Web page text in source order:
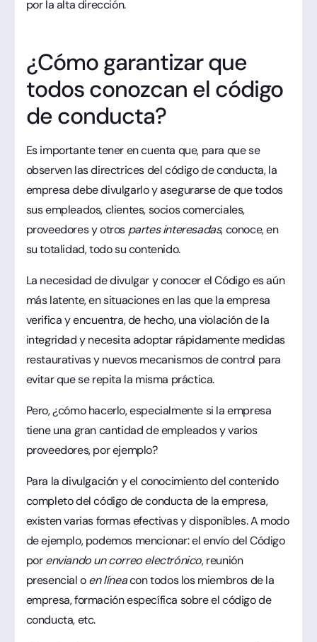
por la alta dirección.
¿Cómo garantizar que
todos conozcan el código
de conducta?
Es importante tener en cuenta que, para que se
observen las directrices del código de conducta, la
empresa debe divulgarlo y asegurarse de que todos
sus empleados, clientes, socios comerciales,
proveedores y otros partes interesadas, conoce, en
su totalidad, todo su contenido.
La necesidad de divulgar y conocer el Código es aún
más latente, en situaciones en las que la empresa
verifica y encuentra, de hecho, una violación de la
integridad y necesita adoptar rápidamente medidas
restaurativas y nuevos mecanismos de control para
evitar que se repita la misma práctica.
Pero, ¿cómo hacerlo, especialmente si la empresa
tiene una gran cantidad de empleados y varios
proveedores, por ejemplo?
Para la divulgación y el conocimiento del contenido
completo del código de conducta de la empresa,
existen varias formas efectivas y disponibles. A modo
de ejemplo, podemos mencionar: el envío del Código
porenviando un correo electrónico, reunión
presencial oen líneacon todos los miembros de la
empresa, formación específica sobre el código de
conducta, etc.